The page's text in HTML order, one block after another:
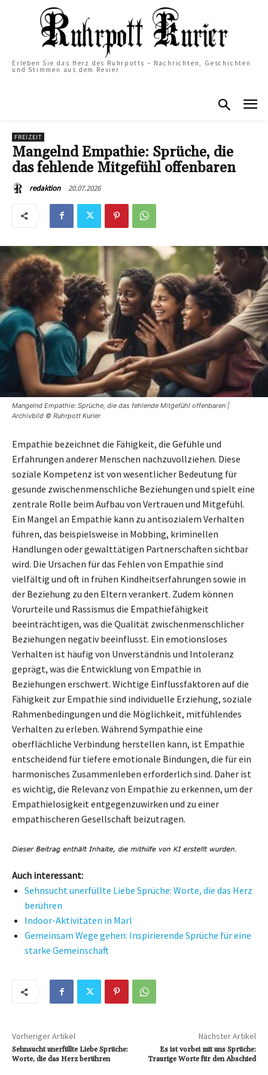
Erleben Sie das Herz des Ruhrpotts – Nachrichten, Geschichten
und Stimmen aus dem Revier
FREIZEIT
Mangelnd Empathie: Sprüche, die
das fehlende Mitgefühl offenbaren
redaktion 20.07.2026
Mangelnd Empathie: Sprüche, die das fehlende Mitgefühl offenbaren |
Archivbild © Ruhrpott Kurier
Empathie bezeichnet die Fähigkeit, die Gefühle und
Erfahrungen anderer Menschen nachzuvollziehen. Diese
soziale Kompetenz ist von wesentlicher Bedeutung für
gesunde zwischenmenschliche Beziehungen und spielt eine
zentrale Rolle beim Aufbau von Vertrauen und Mitgefühl.
Ein Mangel an Empathie kann zu antisozialem Verhalten
führen, das beispielsweise in Mobbing, kriminellen
Handlungen oder gewalttätigen Partnerschaften sichtbar
wird. Die Ursachen für das Fehlen von Empathie sind
vielfältig und oft in frühen Kindheitserfahrungen sowie in
der Beziehung zu den Eltern verankert. Zudem können
Vorurteile und Rassismus die Empathiefähigkeit
beeinträchtigen, was die Qualität zwischenmenschlicher
Beziehungen negativ beeinflusst. Ein emotionsloses
Verhalten ist häufig von Unverständnis und Intoleranz
geprägt, was die Entwicklung von Empathie in
Beziehungen erschwert. Wichtige Einflussfaktoren auf die
Fähigkeit zur Empathie sind individuelle Erziehung, soziale
Rahmenbedingungen und die Möglichkeit, mitfühlendes
Verhalten zu erleben. Während Sympathie eine
oberflächliche Verbindung herstellen kann, ist Empathie
entscheidend für tiefere emotionale Bindungen, die für ein
harmonisches Zusammenleben erforderlich sind. Daher ist
es wichtig, die Relevanz von Empathie zu erkennen, um der
Empathielosigkeit entgegenzuwirken und zu einer
empathischeren Gesellschaft beizutragen.
Auch interessant:
Sehnsucht unerfüllte Liebe Sprüche: Worte, die das Herz
berühren
Indoor-Aktivitäten in Marl
Gemeinsam Wege gehen: Inspirierende Sprüche für eine
starke Gemeinschaft
Vorheriger Artikel
Sehnsucht unerfüllte Liebe Sprüche:
Worte, die das Herz berühren
Nächster Artikel
Es ist vorbei mit uns Sprüche:
Traurige Worte für den Abschied